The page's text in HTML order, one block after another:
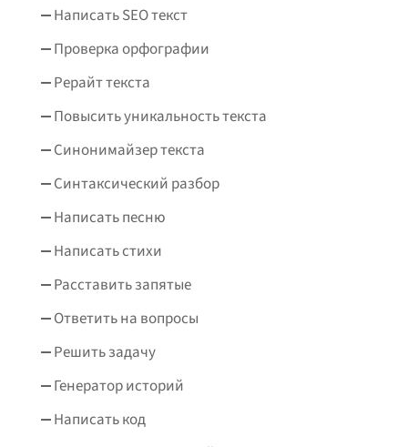
Написать SEO текст
Проверка орфографии
Рерайт текста
Повысить уникальность текста
Синонимайзер текста
Синтаксический разбор
Написать песню
Написать стихи
Расставить запятые
Ответить на вопросы
Решить задачу
Генератор историй
Написать код